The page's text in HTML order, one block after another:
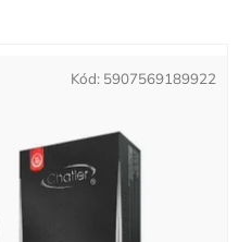
Kód: 5907569189922